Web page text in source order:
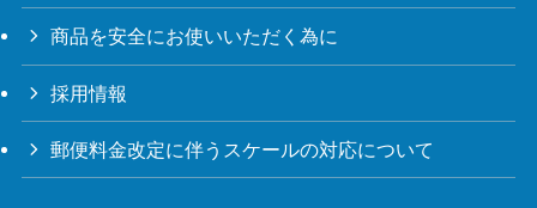
商品を安全にお使いいただく為に
採用情報
郵便料金改定に伴うスケールの対応について